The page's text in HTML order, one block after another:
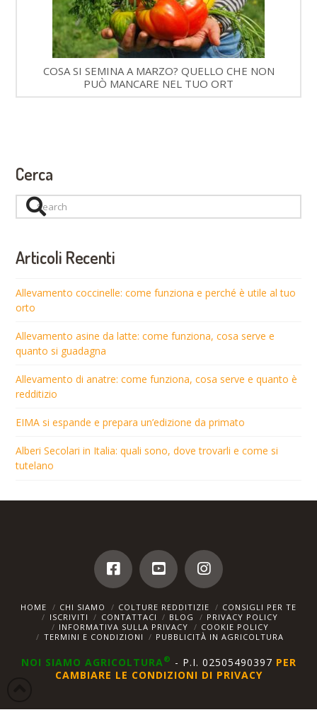
COSA SI SEMINA A MARZO? QUELLO CHE NON
PUÒ MANCARE NEL TUO ORT
Cerca
Search
Articoli Recenti
Allevamento coccinelle: come funziona e perché è utile al tuo
orto
Allevamento asine da latte: come funziona, cosa serve e
quanto si guadagna
Allevamento di anatre: come funziona, cosa serve e quanto è
redditizio
EIMA si espande e prepara un’edizione da primato
Alberi Secolari in Italia: quali sono, dove trovarli e come si
tutelano
HOME CHI SIAMO COLTURE REDDITIZIE
CONSIGLI PER TE
ISCRIVITI
CONTATTACI BLOG
PRIVACY POLICY
INFORMATIVA SULLA PRIVACY
COOKIE POLICY
TERMINI E CONDIZIONI
PUBBLICITÀ IN AGRICOLTURA
NOI SIAMO AGRICOLTURA ® - P.I. 02505490397 PER
CAMBIARE LE CONDIZIONI DI PRIVACY